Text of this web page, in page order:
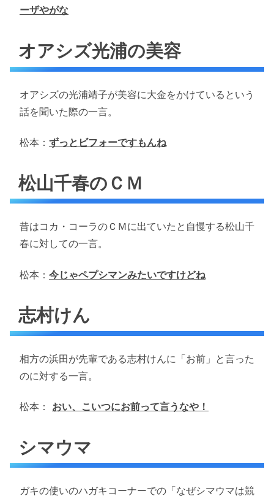
ーザやがな
オアシズ光浦の美容
オアシズの光浦靖子が美容に大金をかけているという
話を聞いた際の一言。
松本： ずっとビフォーですもんね
松山千春のＣＭ
昔はコカ・コーラのＣＭに出ていたと自慢する松山千
春に対しての一言。
松本： 今じゃペプシマンみたいですけどね
志村けん
相方の浜田が先輩である志村けんに「お前」と言った
のに対する一言。
松本： おい、こいつにお前って言うなや！
シマウマ
ガキの使いのハガキコーナーでの「なぜシマウマは競